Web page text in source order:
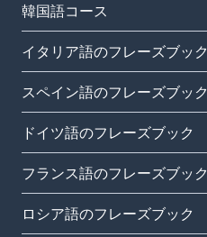
韓国語コース
イタリア語のフレーズブック
スペイン語のフレーズブック
ドイツ語のフレーズブック
フランス語のフレーズブック
ロシア語のフレーズブック